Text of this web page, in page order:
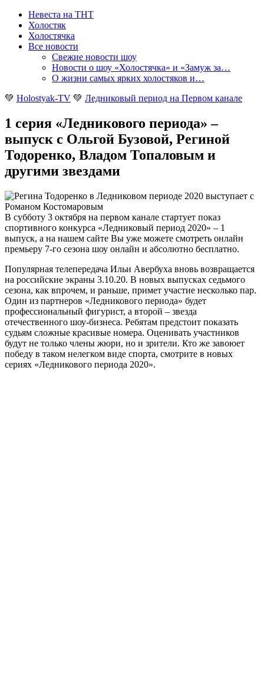
Невеста на ТНТ
Холостяк
Холостячка
Все новости
Свежие новости шоу
Новости о шоу «Холостячка» и «Замуж за…
О жизни самых ярких холостяков и…
💚 Holostyak-TV 💚 Ледниковый период на Первом канале
1 серия «Ледникового периода» –
выпуск с Ольгой Бузовой, Региной
Тодоренко, Владом Топаловым и
другими звездами
В субботу 3 октября на первом канале стартует показ
спортивного конкурса «Ледниковый период 2020» – 1
выпуск, а на нашем сайте Вы уже можете смотреть онлайн
премьеру 7-го сезона шоу онлайн и абсолютно бесплатно.
Популярная телепередача Ильи Авербуха вновь возвращается
на российские экраны 3.10.20. В новых выпусках седьмого
сезона, как впрочем, и раньше, примет участие несколько пар.
Один из партнеров «Ледникового периода» будет
профессиональный фигурист, а второй – звезда
отечественного шоу-бизнеса. Ребятам предстоит показать
судьям сложные красивые номера. Оценивать участников
будут не только члены жюри, но и зрители. Кто же завоюет
победу в таком нелегком виде спорта, смотрите в новых
сериях «Ледникового периода 2020».